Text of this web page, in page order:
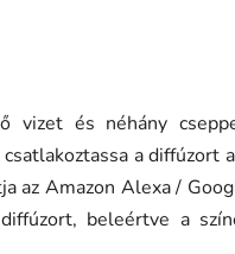
vizet és néhány
a diffúzort
az Amazon Alexa /
beleértve a